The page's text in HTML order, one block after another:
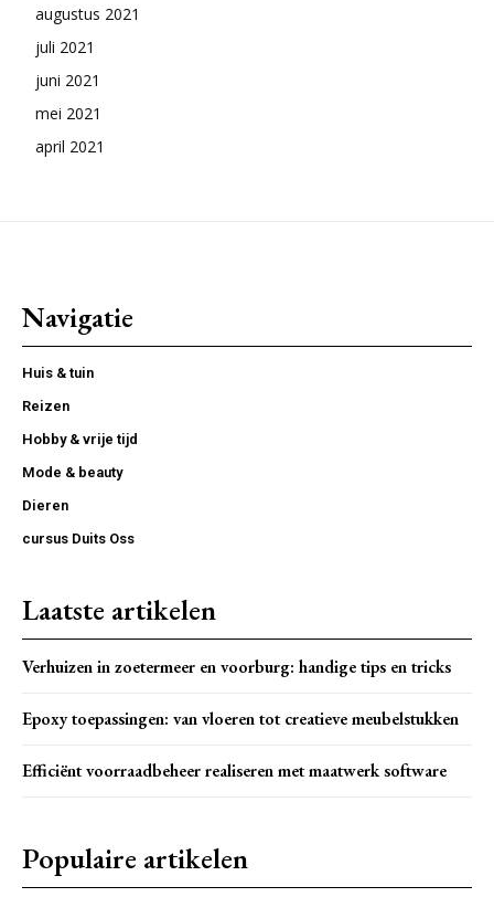
augustus 2021
juli 2021
juni 2021
mei 2021
april 2021
Navigatie
Huis & tuin
Reizen
Hobby & vrije tijd
Mode & beauty
Dieren
cursus Duits Oss
Laatste artikelen
Verhuizen in zoetermeer en voorburg: handige tips en tricks
Epoxy toepassingen: van vloeren tot creatieve meubelstukken
Efficiënt voorraadbeheer realiseren met maatwerk software
Populaire artikelen